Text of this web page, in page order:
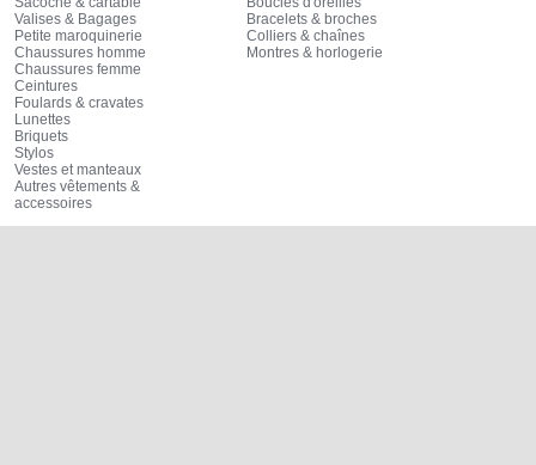
Valises & Bagages
Petite maroquinerie
Chaussures homme
Chaussures femme
Ceintures
Foulards & cravates
Lunettes
Briquets
Stylos
Vestes et manteaux
Autres vêtements &
accessoires
Bracelets & broches
Colliers & chaînes
Montres & horlogerie